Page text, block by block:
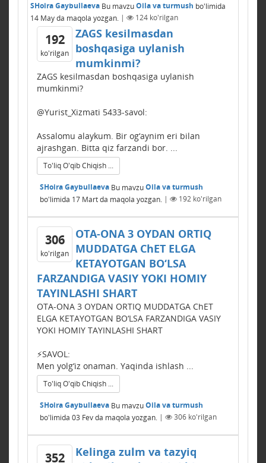
SHoira Gaybullaeva Bu mavzuOila va turmush bo'limida
14 Mayda maqola yozgan. | 124 ko'rilgan
192
ko'rilgan
ZAGS kesilmasdan
boshqasiga uylanish
mumkinmi?
ZAGS kesilmasdan boshqasiga uylanish
mumkinmi?
@Yurist_Xizmati 5433-savol:
Assalomu alaykum. Bir og‘aynim eri bilan
ajrashgan. Bitta qiz farzandi bor. ...
To'liq O'qib Chiqish ...
SHoira Gaybullaeva Bu mavzuOila va turmush
bo'limida 17 Martda maqola yozgan. | 192 ko'rilgan
306
ko'rilgan
OTA-ONA 3 OYDAN ORTIQ
MUDDATGA ChЕT ELGA
KЕTAYOTGAN BO‘LSA
FARZANDIGA VASIY YOKI HOMIY
TAYINLASHI SHART
OTA-ONA 3 OYDAN ORTIQ MUDDATGA ChЕT
ELGA KЕTAYOTGAN BO‘LSA FARZANDIGA VASIY
YOKI HOMIY TAYINLASHI SHART
⚡️SAVOL:
Men yolg‘iz onaman. Yaqinda ishlash ...
To'liq O'qib Chiqish ...
SHoira Gaybullaeva Bu mavzuOila va turmush
bo'limida 03 Fevda maqola yozgan. | 306 ko'rilgan
352
Kelinga zulm va tazyiq